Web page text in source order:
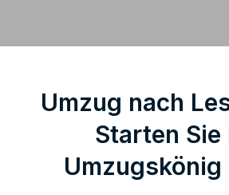
Umzug nach
Starten Sie
Umzugskönig